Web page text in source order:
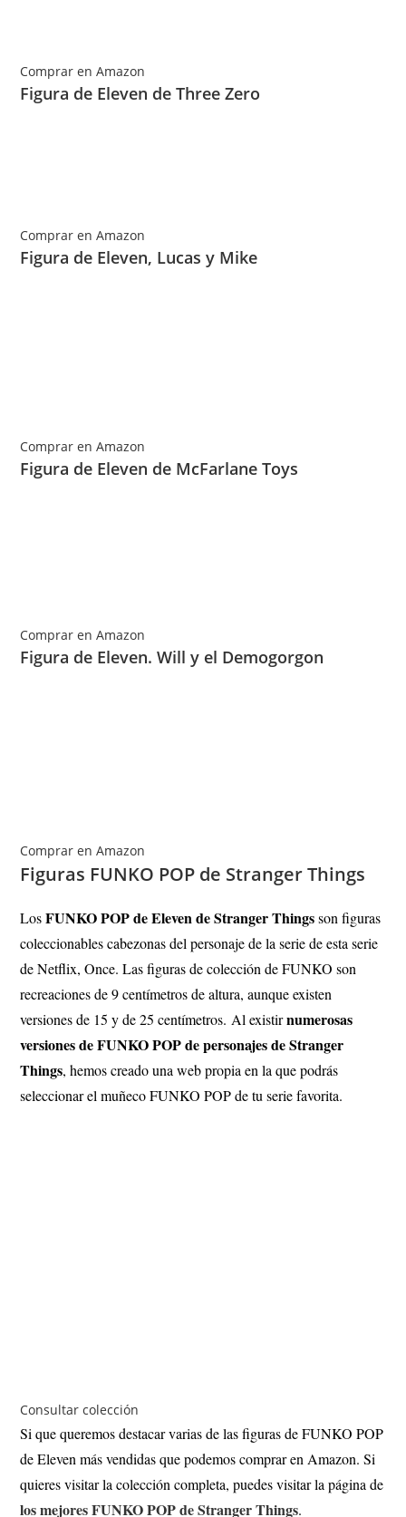
Comprar en Amazon
Figura de Eleven de Three Zero
Comprar en Amazon
Figura de Eleven, Lucas y Mike
Comprar en Amazon
Figura de Eleven de McFarlane Toys
Comprar en Amazon
Figura de Eleven. Will y el Demogorgon
Comprar en Amazon
Figuras FUNKO POP de Stranger Things
LosFUNKO POP de Eleven de Stranger Thingsson figuras
coleccionables cabezonas del personaje de la serie de esta serie
de Netflix, Once. Las figuras de colección de FUNKO son
recreaciones de 9 centímetros de altura, aunque existen
versiones de 15 y de 25 centímetros. Al existirnumerosas
versiones de FUNKO POP de personajes de Stranger
Things, hemos creado una web propia en la que podrás
seleccionar el muñeco FUNKO POP de tu serie favorita.
Consultar colección
Si que queremos destacar varias de las figuras de FUNKO POP
de Eleven más vendidas que podemos comprar en Amazon. Si
quieres visitar la colección completa, puedes visitar la página de
los mejores FUNKO POP de Stranger Things.